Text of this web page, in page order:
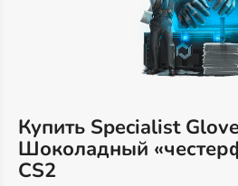
Купить Specialist
Шоколадный
CS2